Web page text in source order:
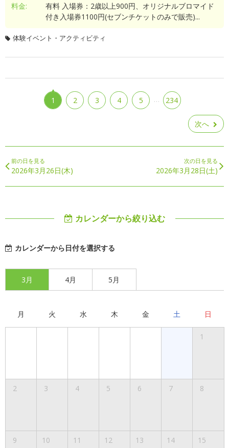
料金:
有料 入場券：2歳以上900円、オリジナルブロマイド
付き入場券1100円(セブンチケットのみで販売)...
体験イベント・アクティビティ
1 2 3 4 5 … 234
次へ
前の日を見る
2026年3月26日(木)
次の日を見る
2026年3月28日(土)
カレンダーから絞り込む
カレンダーから日付を選択する
3月 4月 5月
月 火 水 木 金 土 日
1
2 3 4 5 6 7 8
9 10 11 12 13 14 15